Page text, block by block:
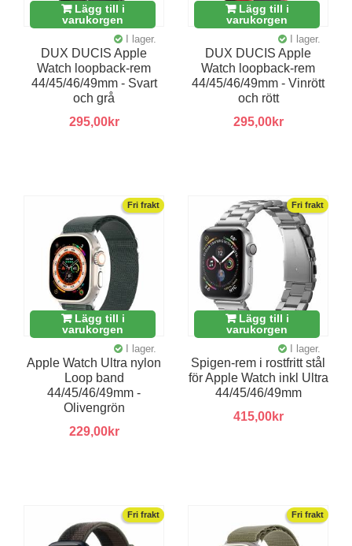
Lägg till i
varukorgen
I lager.
DUX DUCIS Apple
Watch loopback-rem
44/45/46/49mm - Svart
och grå
295,00kr
Lägg till i
varukorgen
I lager.
DUX DUCIS Apple
Watch loopback-rem
44/45/46/49mm - Vinrött
och rött
295,00kr
Fri frakt
Lägg till i
varukorgen
I lager.
Apple Watch Ultra nylon
Loop band
44/45/46/49mm -
Olivengrön
229,00kr
Fri frakt
Lägg till i
varukorgen
I lager.
Spigen-rem i rostfritt stål
för Apple Watch inkl Ultra
44/45/46/49mm
415,00kr
Fri frakt Fri frakt